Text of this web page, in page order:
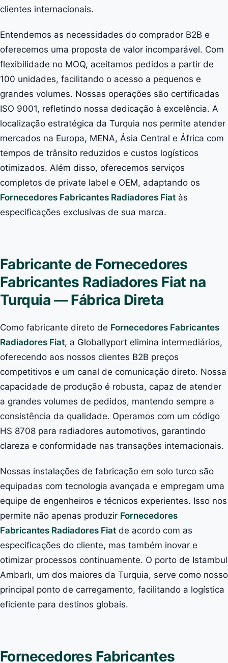
clientes internacionais.
Entendemos as necessidades do comprador B2B e
oferecemos uma proposta de valor incomparável. Com
flexibilidade no MOQ, aceitamos pedidos a partir de
100 unidades, facilitando o acesso a pequenos e
grandes volumes. Nossas operações são certificadas
ISO 9001, refletindo nossa dedicação à excelência. A
localização estratégica da Turquia nos permite atender
mercados na Europa, MENA, Ásia Central e África com
tempos de trânsito reduzidos e custos logísticos
otimizados. Além disso, oferecemos serviços
completos de private label e OEM, adaptando os
Fornecedores Fabricantes Radiadores Fiat às
especificações exclusivas de sua marca.
Fabricante de Fornecedores
Fabricantes Radiadores Fiat na
Turquia — Fábrica Direta
Como fabricante direto de Fornecedores Fabricantes
Radiadores Fiat, a Globallyport elimina intermediários,
oferecendo aos nossos clientes B2B preços
competitivos e um canal de comunicação direto. Nossa
capacidade de produção é robusta, capaz de atender
a grandes volumes de pedidos, mantendo sempre a
consistência da qualidade. Operamos com um código
HS 8708 para radiadores automotivos, garantindo
clareza e conformidade nas transações internacionais.
Nossas instalações de fabricação em solo turco são
equipadas com tecnologia avançada e empregam uma
equipe de engenheiros e técnicos experientes. Isso nos
permite não apenas produzir Fornecedores
Fabricantes Radiadores Fiat de acordo com as
especificações do cliente, mas também inovar e
otimizar processos continuamente. O porto de Istambul
Ambarlı, um dos maiores da Turquia, serve como nosso
principal ponto de carregamento, facilitando a logística
eficiente para destinos globais.
Fornecedores Fabricantes